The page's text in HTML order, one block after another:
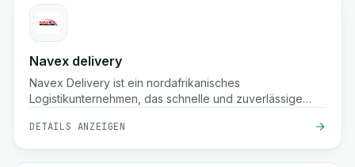
Navex delivery
Navex Delivery ist ein nordafrikanisches
Logistikunternehmen, das schnelle und zuverlässige
nationalem Versand und Echtzeit-Tracking für E-
Commerce und Unternehmen.
DETAILS ANZEIGEN